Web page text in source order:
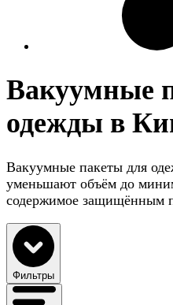
Вакуумные
одежды в
Вакуумные пакеты для
уменьшают объём до
содержимое защищённым
Фильтры